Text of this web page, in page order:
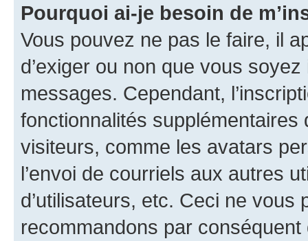
Pourquoi ai-je besoin de
Vous pouvez ne pas le faire, il
d’exiger ou non que vous
messages. Cependant,
fonctionnalités
visiteurs, comme les avatars
l’envoi de courriels aux autres
d’utilisateurs, etc. Ceci ne vous
recommandons par conséquent